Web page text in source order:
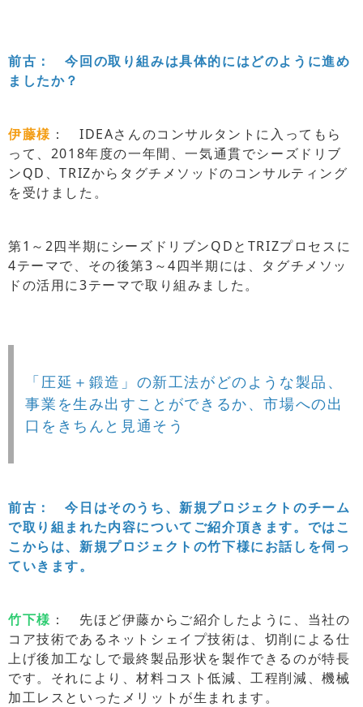
前古： 今回の取り組みは具体的にはどのように進め
ましたか？
伊藤様 ： IDEAさんのコンサルタントに入ってもら
って、2018年度の一年間、一気通貫でシーズドリブ
ンQD、TRIZからタグチメソッドのコンサルティング
を受けました。
第1～2四半期にシーズドリブンQDとTRIZプロセスに
4テーマで、その後第3～4四半期には、タグチメソッ
ドの活用に3テーマで取り組みました。
「圧延＋鍛造」の新工法がどのような製品、
事業を生み出すことができるか、市場への出
口をきちんと見通そう
前古： 今日はそのうち、新規プロジェクトのチーム
で取り組まれた内容についてご紹介頂きます。ではこ
こからは、新規プロジェクトの竹下様にお話しを伺っ
ていきます。
竹下様 ： 先ほど伊藤からご紹介したように、当社の
コア技術であるネットシェイプ技術は、切削による仕
上げ後加工なしで最終製品形状を製作できるのが特長
です。それにより、材料コスト低減、工程削減、機械
加工レスといったメリットが生まれます。